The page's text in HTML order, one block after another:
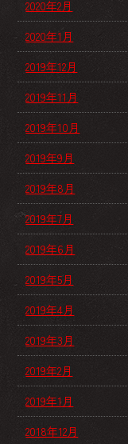
2020年2月
2020年1月
2019年12月
2019年11月
2019年10月
2019年9月
2019年8月
2019年7月
2019年6月
2019年5月
2019年4月
2019年3月
2019年2月
2019年1月
2018年12月